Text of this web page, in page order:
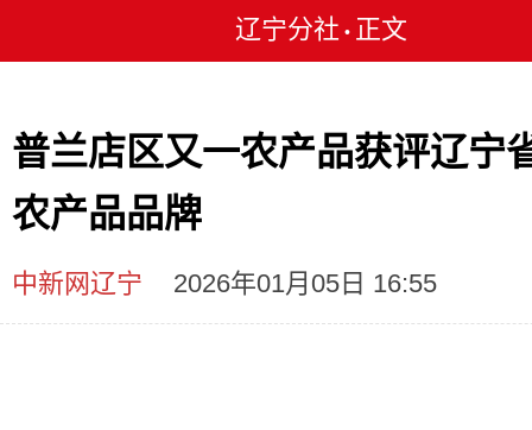
辽宁分社 • 正文
普兰店区又一农产品获评辽宁
农产品品牌
中新网辽宁 2026年01月05日 16:55